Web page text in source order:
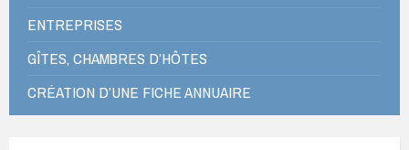
ENTREPRISES
GÎTES, CHAMBRES D’HÔTES
CRÉATION D’UNE FICHE ANNUAIRE